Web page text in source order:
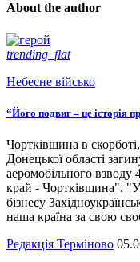
About the author
trending_flat
Небесне військо
“Його подвиг – це історія
Чортківщина в
Донецької області
аеромобільного взводу
край - Чортківщина".
бізнесу
наша країна за свою
Редакція Терміново